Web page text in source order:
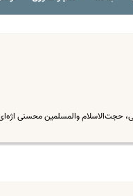
حجت‌الاسلام والمسلمین محسنی